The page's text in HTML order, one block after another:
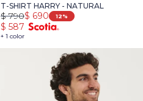
T-SHIRT HARRY - NATURAL
+ 1 color
$ 690
$ 790 12
$ 587